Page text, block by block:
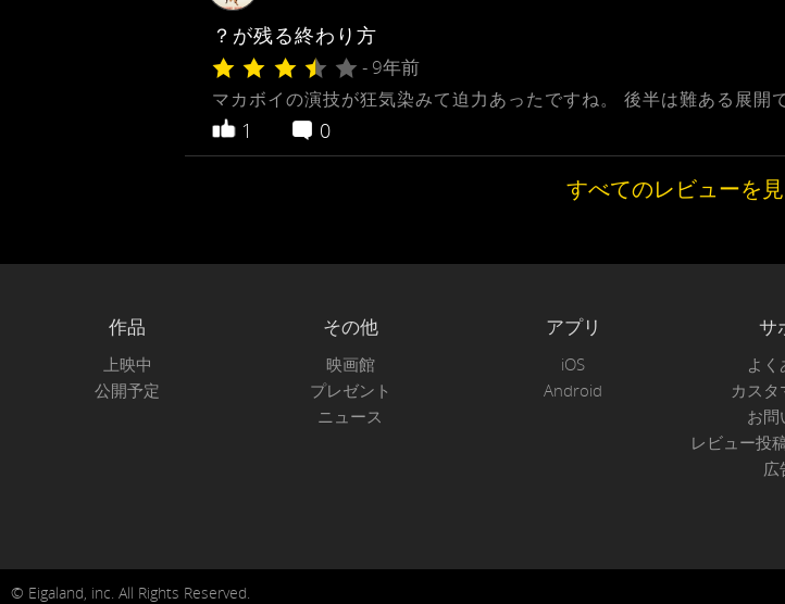
？が残る終わり方
- 9年前
マカボイの演技が狂気染みて迫力あったですね。 後半は難ある展開
1 0
すべてのレビューを見
作品
上映中
公開予定
その他
映画館
プレゼント
ニュース
アプリ
iOS
Android
サ
よく
カスタ
お問
レビュー投
広
© Eigaland, inc. All Rights Reserved.